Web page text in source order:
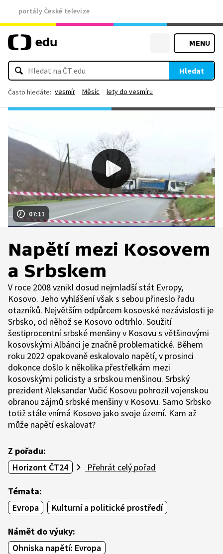
portály České televize
MENU
Hledat
Často hledáte: vesmír Měsíc lety do vesmíru
07:11
Napětí mezi Kosovem
a Srbskem
V roce 2008 vznikl dosud nejmladší stát Evropy,
Kosovo. Jeho vyhlášení však s sebou přineslo řadu
otazníků. Největším odpůrcem kosovské nezávislosti je
Srbsko, od něhož se Kosovo odtrhlo. Soužití
šestiprocentní srbské menšiny v Kosovu s většinovými
kosovskými Albánci je značně problematické. Během
roku 2022 opakovaně eskalovalo napětí, v prosinci
dokonce došlo k několika přestřelkám mezi
kosovskými policisty a srbskou menšinou. Srbský
prezident Aleksandar Vučić Kosovu pohrozil vojenskou
obranou zájmů srbské menšiny v Kosovu. Samo Srbsko
totiž stále vnímá Kosovo jako svoje území. Kam až
může napětí eskalovat?
Z pořadu:
Horizont ČT24
Přehrát celý pořad
Témata:
Evropa
Kulturní a politické prostředí
Námět do výuky:
Ohniska napětí: Evropa